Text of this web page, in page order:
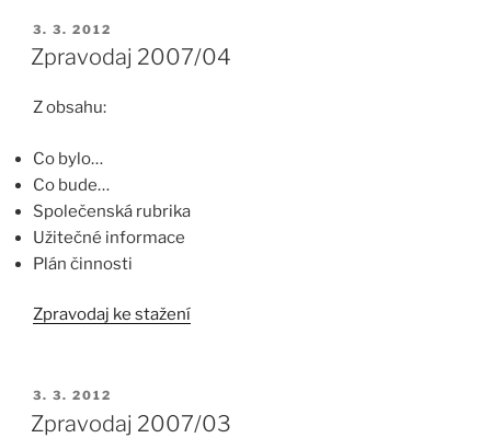
PUBLIKOVÁNO
3. 3. 2012
Zpravodaj 2007/04
Z obsahu:
Co bylo…
Co bude…
Společenská rubrika
Užitečné informace
Plán činnosti
Zpravodaj ke stažení
PUBLIKOVÁNO
3. 3. 2012
Zpravodaj 2007/03